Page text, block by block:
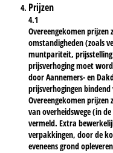
Prijzen
4.1
Overeengekomen
omstandigheden (zoals
muntpariteit, prijsstelling
prijsverhoging moet
door Aannemers- en
prijsverhogingen
Overeengekomen
van overheidswege (in
vermeld. Extra
verpakkingen, door de
eveneens grond